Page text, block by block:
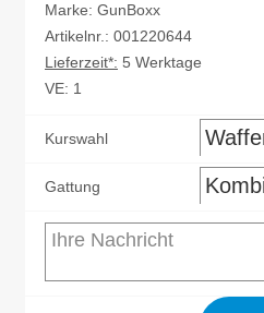
Marke: GunBoxx
Artikelnr.: 001220644
Lieferzeit*: 5 Werktage
VE: 1
Kurswahl
Gattung